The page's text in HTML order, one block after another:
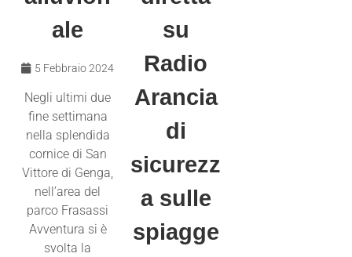
ale
5 Febbraio 2024
Negli ultimi due
fine settimana
nella splendida
cornice di San
Vittore di Genga,
nell’area del
parco Frasassi
Avventura si è
svolta la
su
Radio
Arancia
di
sicurezz
a sulle
spiagge